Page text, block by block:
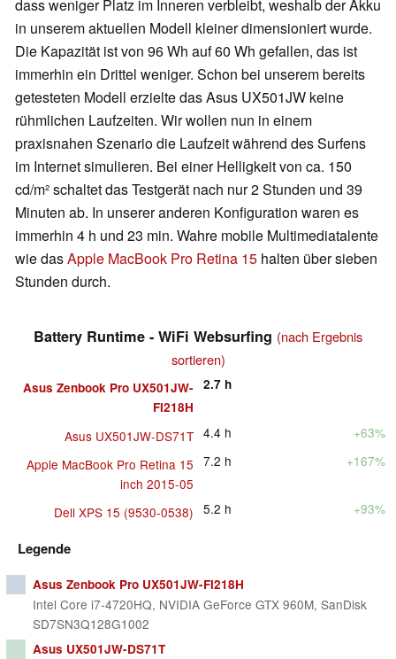
dass weniger Platz im Inneren verbleibt, weshalb der Akku
in unserem aktuellen Modell kleiner dimensioniert wurde.
Die Kapazität ist von 96 Wh auf 60 Wh gefallen, das ist
immerhin ein Drittel weniger. Schon bei unserem bereits
getesteten Modell erzielte das Asus UX501JW keine
rühmlichen Laufzeiten. Wir wollen nun in einem
praxisnahen Szenario die Laufzeit während des Surfens
im Internet simulieren. Bei einer Helligkeit von ca. 150
cd/m² schaltet das Testgerät nach nur 2 Stunden und 39
Minuten ab. In unserer anderen Konfiguration waren es
immerhin 4 h und 23 min. Wahre mobile Multimediatalente
wie dasApple MacBook Pro Retina 15 halten über sieben
Stunden durch.
Battery Runtime - WiFi Websurfing (nach Ergebnis
sortieren)
Asus Zenbook Pro UX501JW-
FI218H
2.7 h
Asus UX501JW-DS71T 4.4 h
+63%
Apple MacBook Pro Retina 15
inch 2015-05
7.2 h +167%
Dell XPS 15 (9530-0538) 5.2 h +93%
Legende
Asus Zenbook Pro UX501JW-FI218H
Intel Core i7-4720HQ, NVIDIA GeForce GTX 960M, SanDisk
SD7SN3Q128G1002
Asus UX501JW-DS71T